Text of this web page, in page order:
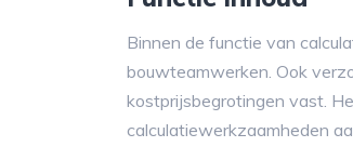
Binnen de functie van
bouwteamwerken. Ook
kostprijsbegrotingen vast.
calculatiewerkzaamheden